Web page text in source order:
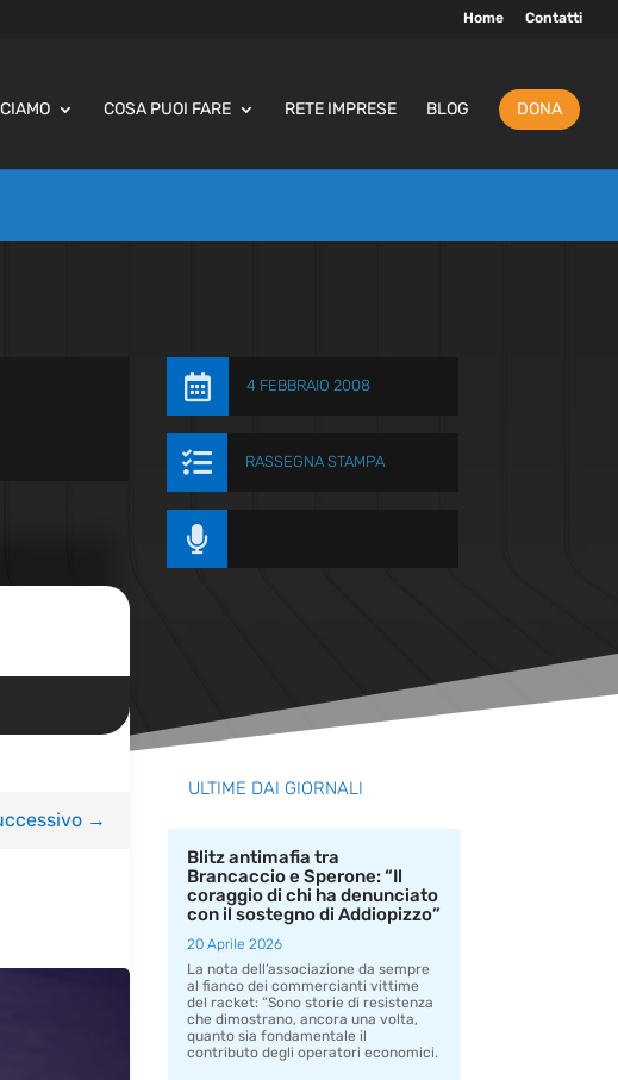
Home Contatti
COSA PUOI FARE RETE IMPRESE BLOG DONA
 4 FEBBRAIO 2008
 RASSEGNA STAMPA

→
ULTIME DAI GIORNALI
Blitz antimafia tra
Brancaccio e Sperone: “Il
coraggio di chi ha denunciato
con il sostegno di Addiopizzo”
20 Aprile 2026
La nota dell’associazione da sempre
al fianco dei commercianti vittime
del racket: “Sono storie di resistenza
che dimostrano, ancora una volta,
quanto sia fondamentale il
contributo degli operatori economici.